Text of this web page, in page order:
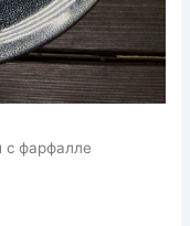
с фарфалле